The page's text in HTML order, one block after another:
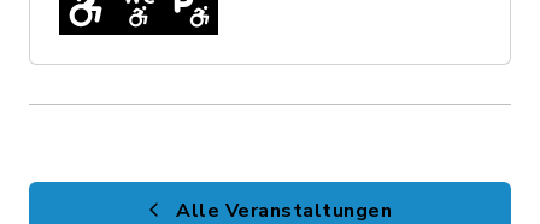
Alle Veranstaltungen